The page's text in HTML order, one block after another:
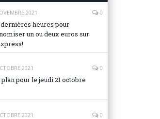
2021 0
heures pour
un ou deux euros sur
2021 0
plan pour le jeudi 21 octobre
2021 0